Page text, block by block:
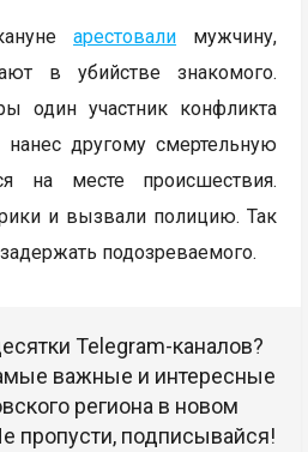
арестовали мужчину,
в убийстве знакомого.
один участник конфликта
другому смертельную
на месте происшествия.
и вызвали полицию. Так
подозреваемого.
Telegram-каналов?
важные и интересные
региона в новом
пропусти, подписывайся!